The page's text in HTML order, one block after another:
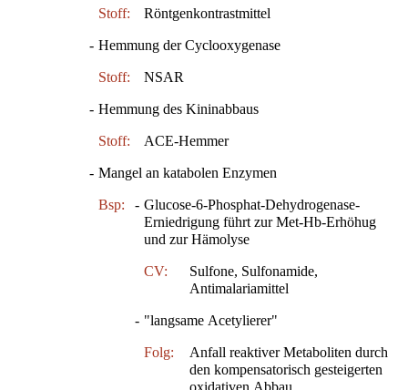
Stoff: Röntgenkontrastmittel
- Hemmung der Cyclooxygenase
Stoff: NSAR
- Hemmung des Kininabbaus
Stoff: ACE-Hemmer
- Mangel an katabolen Enzymen
Bsp: - Glucose-6-Phosphat-Dehydrogenase-
Erniedrigung führt zur Met-Hb-Erhöhug
und zur Hämolyse
CV:
Sulfone, Sulfonamide,
Antimalariamittel
- "langsame Acetylierer"
Folg:
Anfall reaktiver Metaboliten durch
den kompensatorisch gesteigerten
oxidativen Abbau